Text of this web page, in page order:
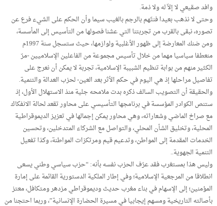
وافد صقيعي لا إلاّ له ولا ذمة.
وحتى لا نذهب بعيدا فنتّهم بالرجم بالغيب سيما وأن الحكم على الشيء فرع عن
تصوره، نبقى بالقرب من تجربتنا التي عشنا فصولها من التأسيس إلى المأسسة،
ومن ضنك المعارضة إلى ظهور الأغلبية ولوازمها، حيث ستسجل سنة 1997م
منعطفا سياسيا مهما من خلال تأسيس مجموعة من الفاعلين الإسلاميين -مرّ
الكثير منهم من بوابة تنظيم الشبيبة الإسلامية، تجربة لا يمكن أن نعرج على
تفاصيل مراحلها إذ هي اليوم في حكم الأثر بعد العين- لحزب العدالة والتنمية.
والحقيقة أن التصويب السالف ذكره بدت ملامحه جلية منذ الاستهلال الأول، إذ
ستنص الكوادر المؤسسة في برنامجها التأسيسي على محاور تقعد لحالة الانفكاك
مع صراخ الماضي وشعاراته، وهي محاور يمكن إجمالها في تعزيز الديموقراطية
المحلية، وتخليق الشأن المحلي، والتواصل مع الشركاء المتدخلين، وتحسين
الخدمات المقدمة إلى المواطن، وتدعيم قيم ومرتكزات المواطنة، وكذا تفعيل
التنمية الجهوية..
وليس هذا بمستغرب فقد عرّف الحزب نفسه بأنه: “حزب سياسي وطني يسعى
انطلاقا من المرجعية الإسلامية؛ وفي إطار الملكية الدستورية القائمة على إمارة
المؤمنين؛ إلى الإسهام في بناء مغرب حديث وديموقراطي مزدهر ومتكافل، معتز
بأصالته التاريخية ومسهم إيجابيا في مسيرة الحضارة الإنسانية”، وربما احتجنا من